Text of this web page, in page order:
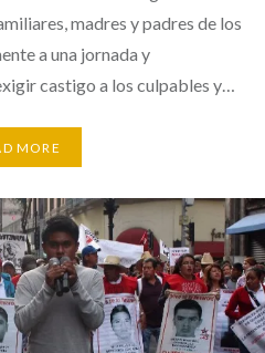
madres y padres de los
a una jornada y
castigo a los culpables y…
MORE